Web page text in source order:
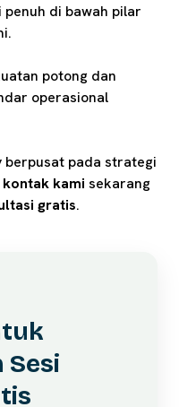
di bawah pilar
potong dan
operasional
berpusat pada strategi
kami sekarang
gratis.